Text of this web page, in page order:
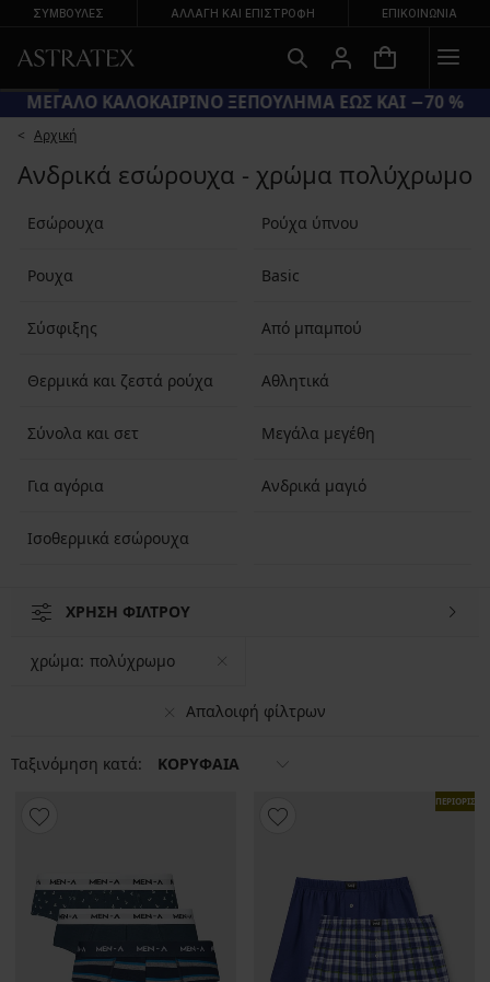
ΣΥΜΒΟΥΛΕΣ ΑΛΛΑΓΉ ΚΑΙ ΕΠΙΣΤΡΟΦΉ ΕΠΙΚΟΙΝΩΝΊΑ
ΜΕΓΑΛΟ ΚΑΛΟΚΑΙΡΙΝΟ ΞΕΠΟΥΛΗΜΑ ΕΩΣ ΚΑΙ −70 %
Αρχική
Ανδρικά εσώρουχα - χρώμα πολύχρωμο
Εσώρουχα Ρούχα ύπνου
Ρουχα Basic
Σύσφιξης Από μπαμπού
Θερμικά και ζεστά ρούχα Αθλητικά
Σύνολα και σετ Μεγάλα μεγέθη
Για αγόρια Ανδρικά μαγιό
Ισοθερμικά εσώρουχα
ΧΡΗΣΗ ΦΙΛΤΡΟΥ
Απαλοιφή φίλτρων
χρώμα: πολύχρωμο
Ταξινόμηση κατά: ΚΟΡΥΦΑΙΑ